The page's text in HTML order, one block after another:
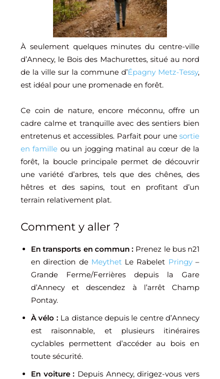
À seulement quelques minutes du centre-ville
d’Annecy, le Bois des Machurettes, situé au nord
de la ville sur la commune d’Épagny Metz-Tessy,
est idéal pour une promenade en forêt.
Ce coin de nature, encore méconnu, offre un
cadre calme et tranquille avec des sentiers bien
entretenus et accessibles. Parfait pour une sortie
en famille ou un jogging matinal au cœur de la
forêt, la boucle principale permet de découvrir
une variété d’arbres, tels que des chênes, des
hêtres et des sapins, tout en profitant d’un
terrain relativement plat.
Comment y aller ?
En transports en commun : Prenez le bus n21
en direction de MeythetLe Rabelet Pringy–
Grande Ferme/Ferrières depuis la Gare
d’Annecy et descendez à l’arrêt Champ
Pontay.
À vélo : La distance depuis le centre d’Annecy
est raisonnable, et plusieurs itinéraires
cyclables permettent d’accéder au bois en
toute sécurité.
En voiture : Depuis Annecy, dirigez-vous vers